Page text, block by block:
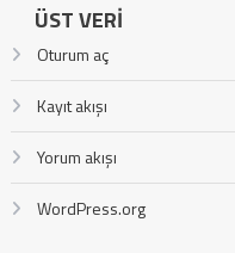
ÜST VERI
Oturum aç
Kayıt akışı
Yorum akışı
WordPress.org